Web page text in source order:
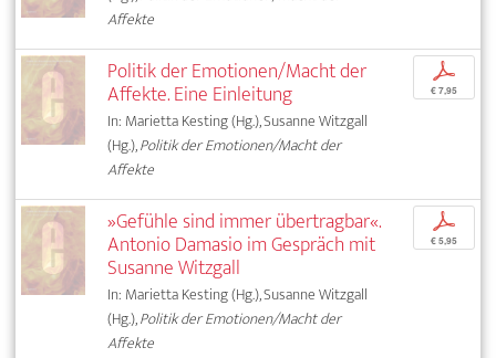
Affekte
Politik der Emotionen/Macht der
Affekte. Eine Einleitung
In: Marietta Kesting (Hg.), Susanne Witzgall
(Hg.),Politik der Emotionen/Macht der
Affekte
p
€ 7,95
»Gefühle sind immer übertragbar«.
Antonio Damasio im Gespräch mit
Susanne Witzgall
In: Marietta Kesting (Hg.), Susanne Witzgall
(Hg.),Politik der Emotionen/Macht der
Affekte
p
€ 5,95